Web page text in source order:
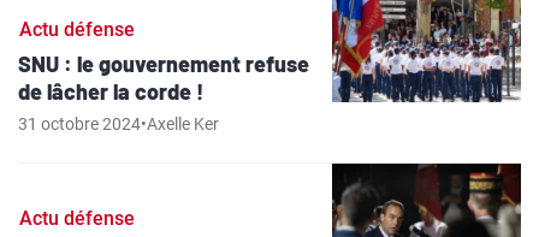
Actu défense
SNU : le gouvernement refuse
de lâcher la corde !
31 octobre 2024•Axelle Ker
Actu défense